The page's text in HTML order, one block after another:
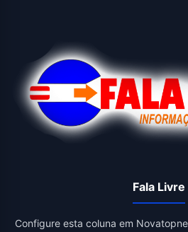
Fala Livre
Configure esta coluna em